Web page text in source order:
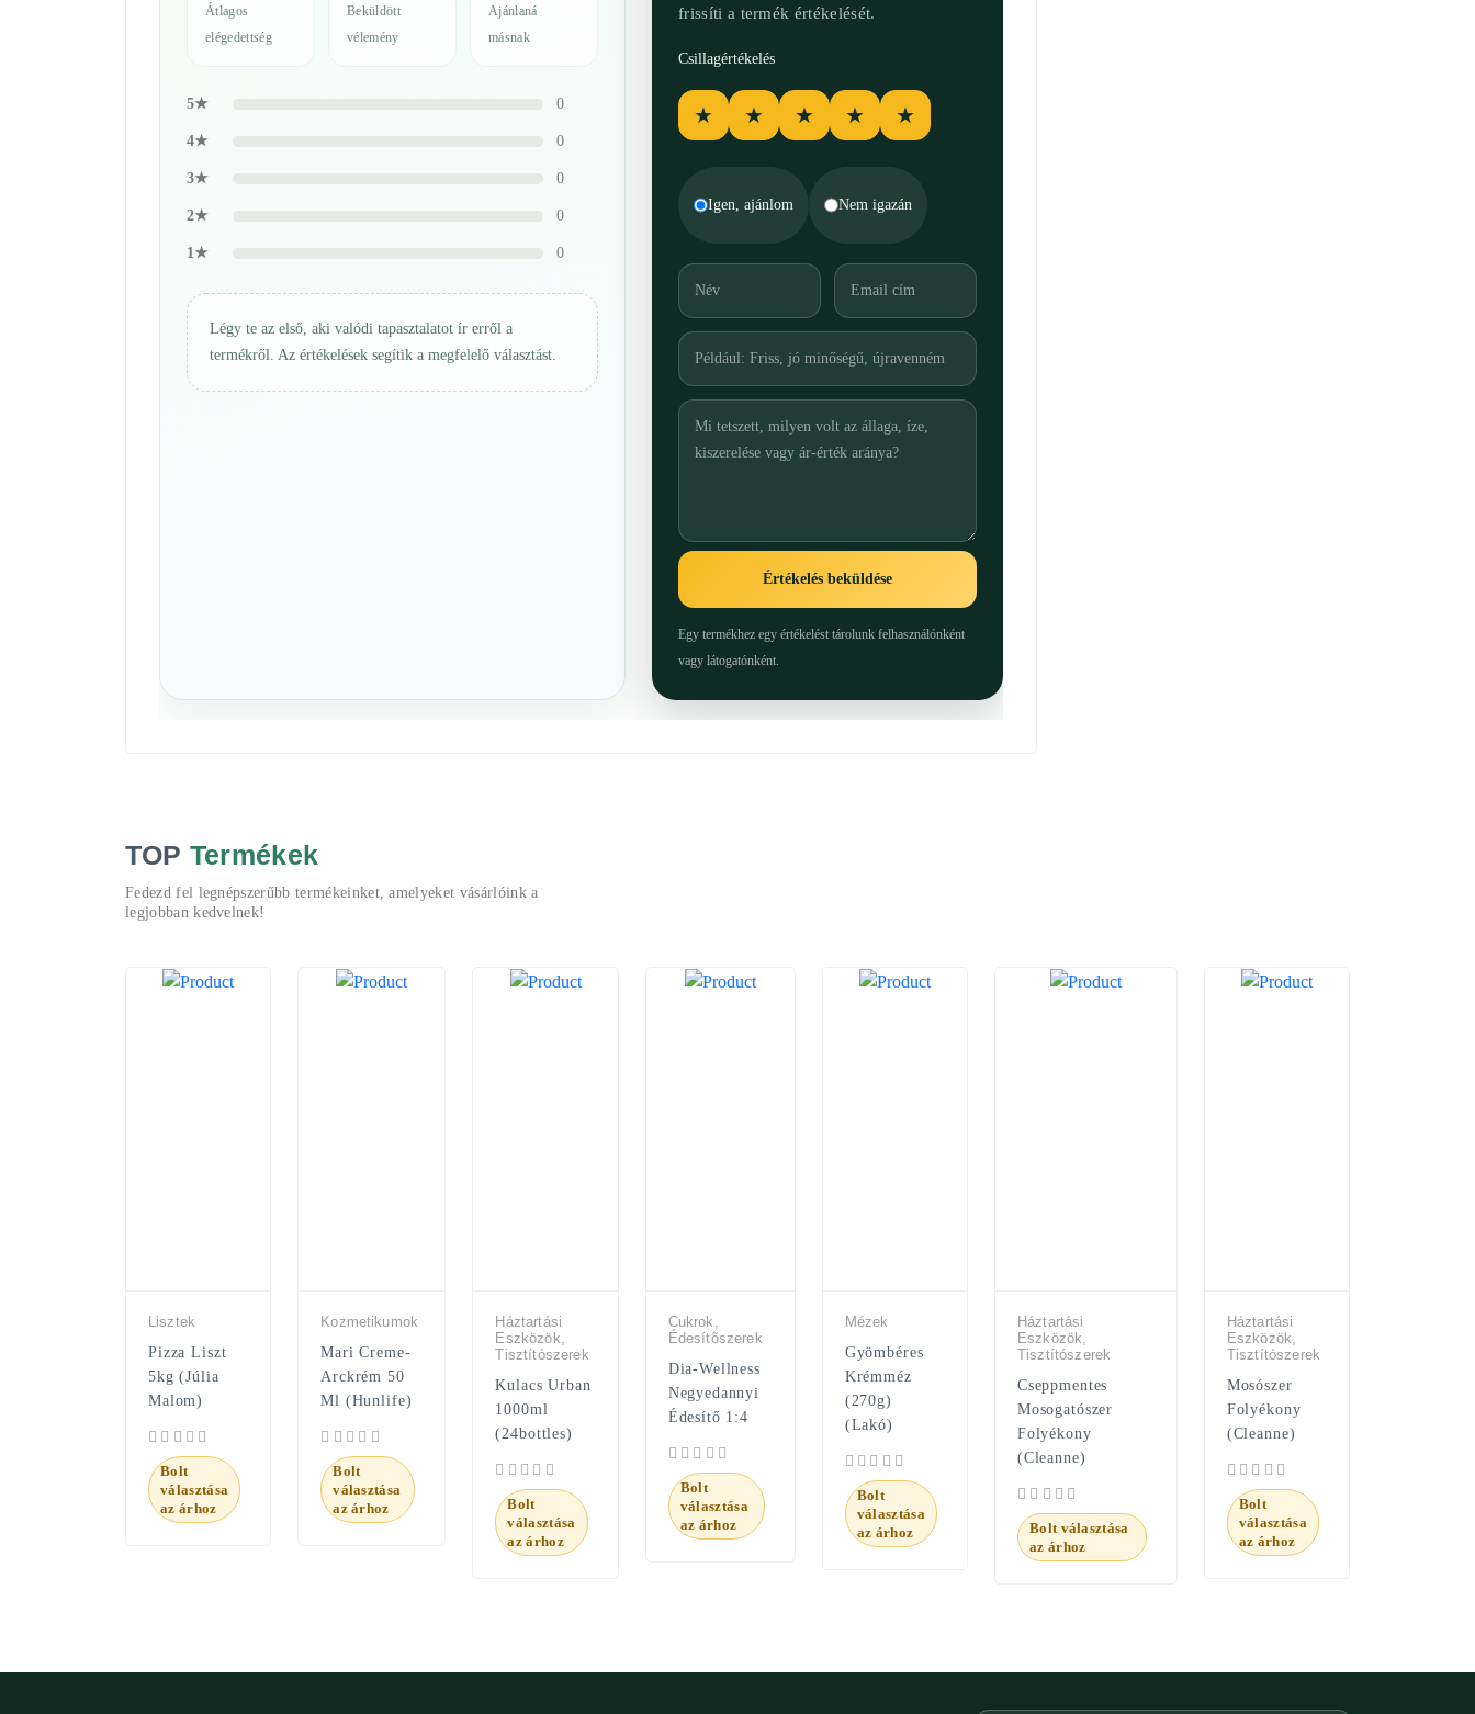
Átlagos
elégedettség
Beküldött
vélemény
Ajánlaná
másnak
5★ 0
4★ 0
3★ 0
2★ 0
1★ 0
Légy te az első, aki valódi tapasztalatot ír erről a
termékről. Az értékelések segítik a megfelelő választást.
frissíti a termék értékelését.
Csillagértékelés
★ ★ ★ ★ ★
Igen, ajánlom Nem igazán
Értékelés beküldése
Egy termékhez egy értékelést tárolunk felhasználónként
vagy látogatónként.
TOP Termékek
Fedezd fel legnépszerűbb termékeinket, amelyeket vásárlóink a
legjobban kedvelnek!
Lisztek
Pizza Liszt
5kg (Júlia
Malom)
Bolt
választása
az árhoz
Kozmetikumok
Mari Creme-
Arckrém 50
Ml (Hunlife)
Bolt
választása
az árhoz
Háztartási
Eszközök,
Tisztítószerek
Kulacs Urban
1000ml
(24bottles)
Bolt
választása
az árhoz
Cukrok,
Édesítõszerek
Dia-Wellness
Negyedannyi
Édesítő 1:4
Bolt
választása
az árhoz
Mézek
Gyömbéres
Krémméz
(270g)
(Lakó)
Bolt
választása
az árhoz
Háztartási
Eszközök,
Tisztítószerek
Cseppmentes
Mosogatószer
Folyékony
(Cleanne)
Bolt választása
az árhoz
Háztartási
Eszközök,
Tisztítószerek
Mosószer
Folyékony
(Cleanne)
Bolt
választása
az árhoz